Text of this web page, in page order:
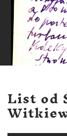
List od